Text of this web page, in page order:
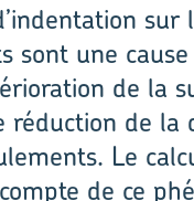
sur
sont une
de la
réduction de la
Le
de ce